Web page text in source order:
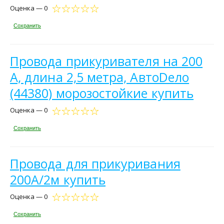
Оценка — 0
Сохранить
Провода прикуривателя на 200
А, длина 2,5 метра, АвтоDело
(44380) морозостойкие купить
Оценка — 0
Сохранить
Провода для прикуривания
200A/2м купить
Оценка — 0
Сохранить